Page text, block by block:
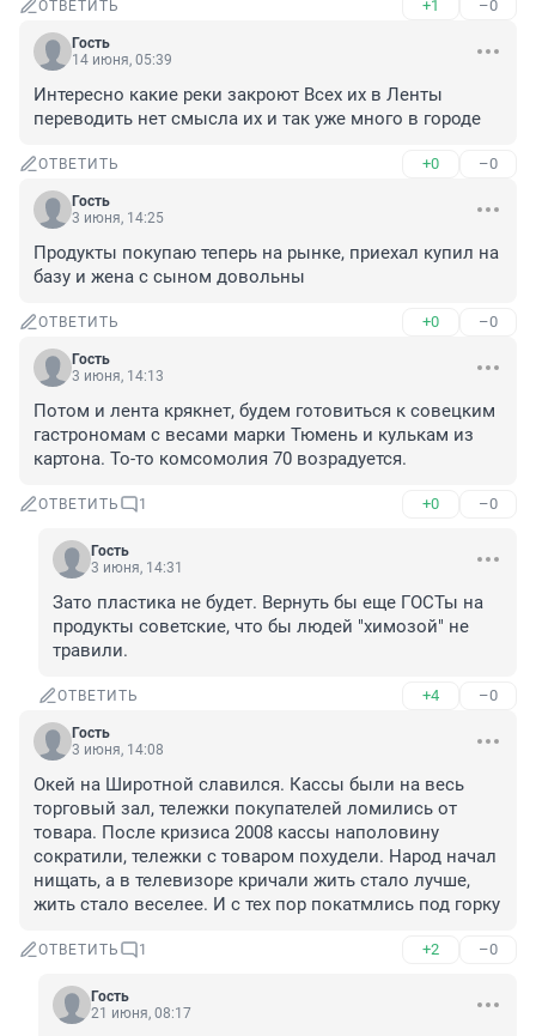
ОТВЕТИТЬ +1 –0
Гость
14 июня, 05:39
Интересно какие реки закроют Всех их в Ленты
переводить нет смысла их и так уже много в городе
ОТВЕТИТЬ +0 –0
Гость
3 июня, 14:25
Продукты покупаю теперь на рынке, приехал купил на
базу и жена с сыном довольны
ОТВЕТИТЬ +0 –0
Гость
3 июня, 14:13
Потом и лента крякнет, будем готовиться к совецким
гастрономам с весами марки Тюмень и кулькам из
картона. То-то комсомолия 70 возрадуется.
ОТВЕТИТЬ 1 +0 –0
Гость
3 июня, 14:31
Зато пластика не будет. Вернуть бы еще ГОСТы на
продукты советские, что бы людей "химозой" не
травили.
ОТВЕТИТЬ +4 –0
Гость
3 июня, 14:08
Окей на Широтной славился. Кассы были на весь
торговый зал, тележки покупателей ломились от
товара. После кризиса 2008 кассы наполовину
сократили, тележки с товаром похудели. Народ начал
нищать, а в телевизоре кричали жить стало лучше,
жить стало веселее. И с тех пор покатмлись под горку
ОТВЕТИТЬ 1 +2 –0
Гость
21 июня, 08:17